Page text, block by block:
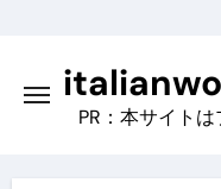
content
PR：本サイト